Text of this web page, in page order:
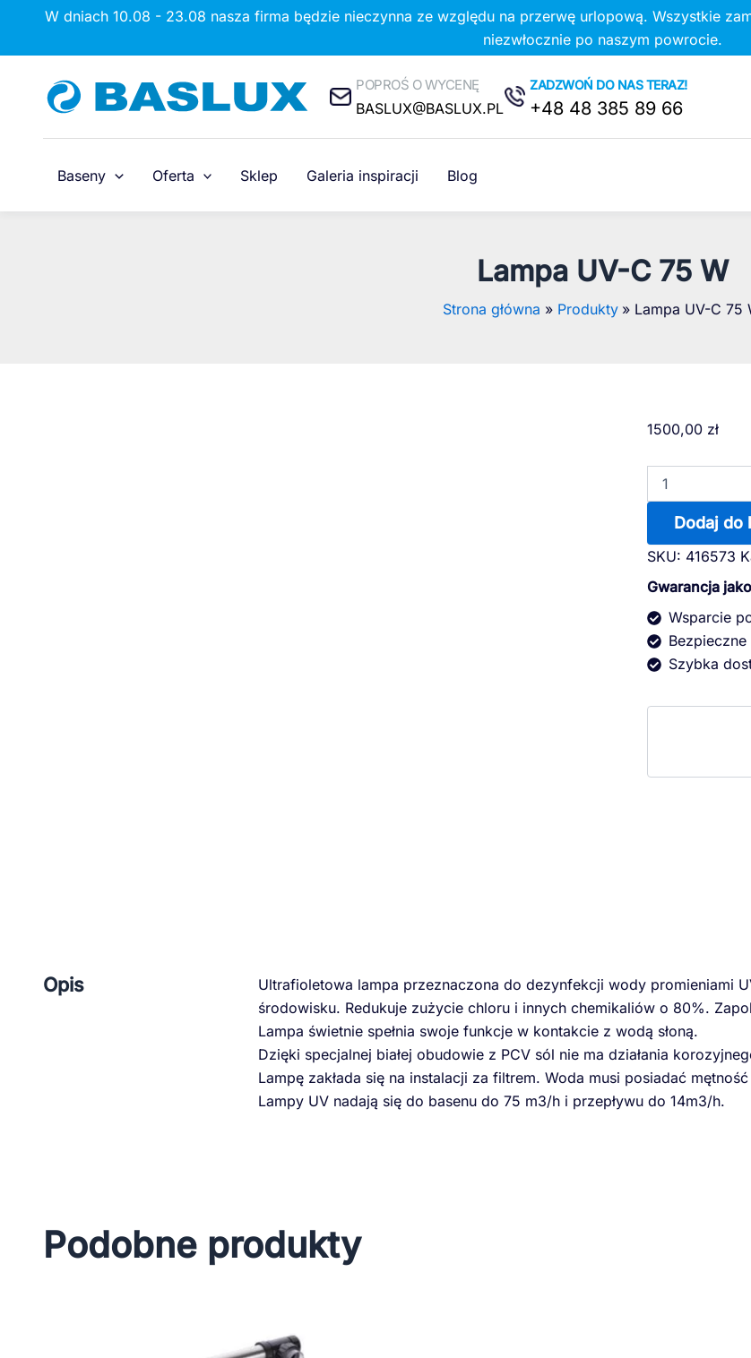
Przejdź
treści
W dniach 10.08 - 23.08 nasza firma będzie nieczynna ze względu na przerwę urlopową. Wszystkie
niezwłocznie po naszym powrocie.
ZADZWOŃ DO NAS TERAZ!
+48 48 385 89 66
POPROŚ O WYCENĘ
BASLUX@BASLUX.PL
Baseny Oferta Sklep Galeria inspiracji Blog
Lampa UV-C 75 W
Strona główna Produkty Lampa UV-C 75
1500,00 zł
ilość
Dodaj do
SKU: 416573
Gwarancja
Wsparcie
Bezpieczne
Szybka
Opis
Ultrafioletowa lampa przeznaczona do dezynfekcji wody promieniami
środowisku. Redukuje zużycie chloru i innych chemikaliów o 80%.
Lampa świetnie spełnia swoje funkcje w kontakcie z wodą słoną.
Dzięki specjalnej białej obudowie z PCV sól nie ma działania
Lampę zakłada się na instalacji za filtrem. Woda musi posiadać
Lampy UV nadają się do basenu do 75 m3/h i przepływu do 14m3/h.
Podobne produkty